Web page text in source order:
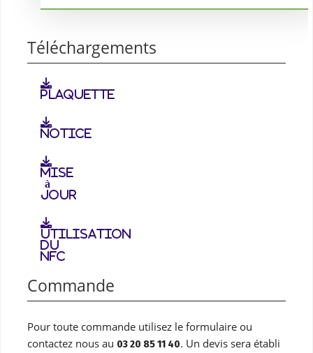
Téléchargements
Plaquette
Notice
Mise
à
jour
Utilisation
du
NFC
Commande
Pour toute commande utilisez le formulaire ou
contactez nous au 03 20 85 11 40. Un devis sera établi